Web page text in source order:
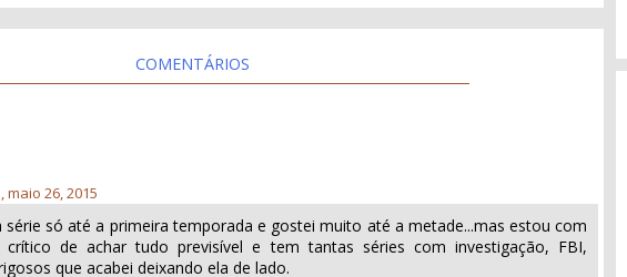
COMENTÁRIOS
26, 2015
série só até a primeira temporada e gostei muito até a metade...mas estou com
crítico de achar tudo previsível e tem tantas séries com investigação, FBI,
que acabei deixando ela de lado.